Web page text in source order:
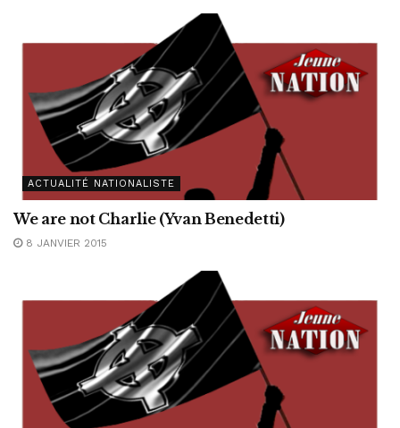
ACTUALITÉ NATIONALISTE
We are not Charlie (Yvan Benedetti)
8 JANVIER 2015